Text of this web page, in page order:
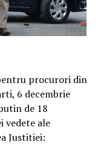
procurori din
6 decembrie
de 18
vedete ale
Justitiei: